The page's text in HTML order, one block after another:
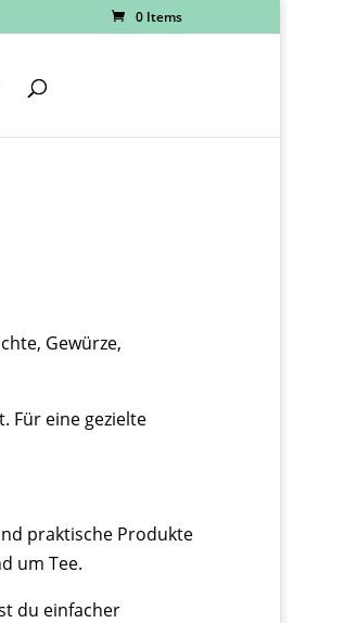
0 Items
Gewürze,
Für eine gezielte
praktische Produkte
um Tee.
du einfacher